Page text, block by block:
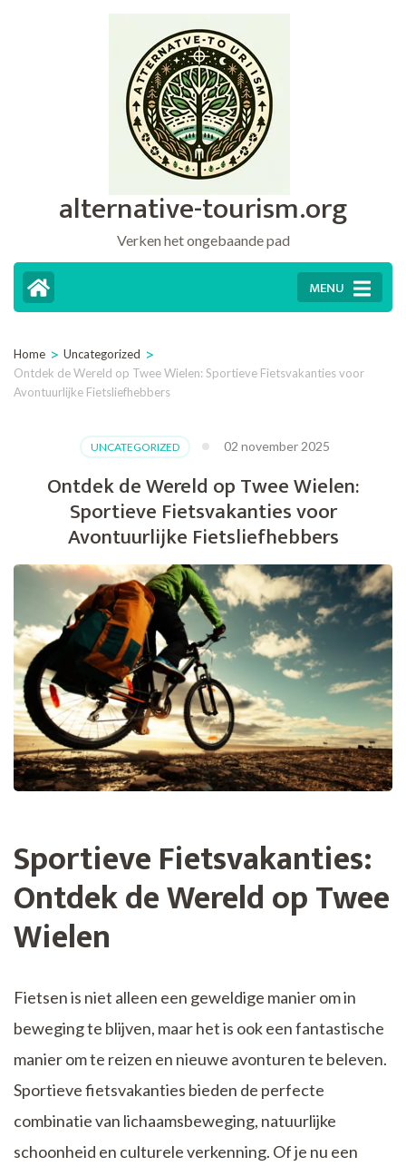
alternative-tourism.org
Verken het ongebaande pad
MENU
Home > Uncategorized >
Ontdek de Wereld op Twee Wielen: Sportieve Fietsvakanties voor
Avontuurlijke Fietsliefhebbers
UNCATEGORIZED 02 november 2025
Ontdek de Wereld op Twee Wielen:
Sportieve Fietsvakanties voor
Avontuurlijke Fietsliefhebbers
Sportieve Fietsvakanties:
Ontdek de Wereld op Twee
Wielen
Fietsen is niet alleen een geweldige manier om in
beweging te blijven, maar het is ook een fantastische
manier om te reizen en nieuwe avonturen te beleven.
Sportieve fietsvakanties bieden de perfecte
combinatie van lichaamsbeweging, natuurlijke
schoonheid en culturele verkenning. Of je nu een